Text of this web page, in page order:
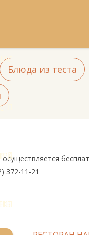
НЫ
Блюда из теста
372-11-21